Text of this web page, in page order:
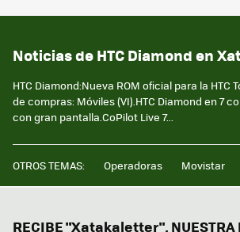
Noticias de HTC Diamond en
HTC Diamond:Nueva ROM oficial para la HTC
de compras: Móviles (VI).HTC Diamond en 7
con gran pantalla.CoPilot Live 7...
OTROS TEMAS: Operadoras Movistar
RECIBE "Xatakaletter", NUESTRA